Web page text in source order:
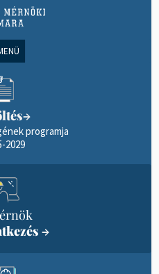
→
programja
2029
→